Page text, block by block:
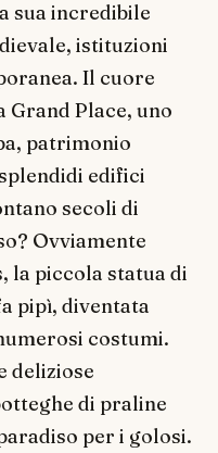
sua incredibile
istituzioni
Il cuore
Grand Place, uno
patrimonio
edifici
secoli di
Ovviamente
la piccola statua di
pipì, diventata
costumi.
deliziose
di praline
per i golosi.